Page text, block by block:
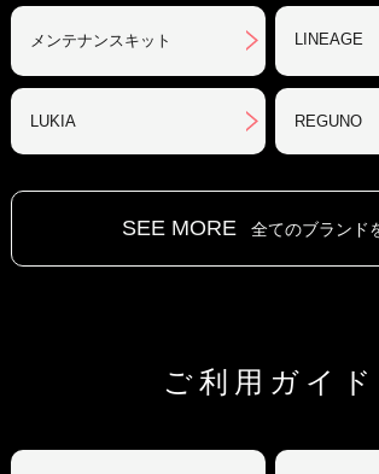
メンテナンスキット LINEAGE
LUKIA REGUNO
SEE MORE 全てのブランド
ご利用ガイド